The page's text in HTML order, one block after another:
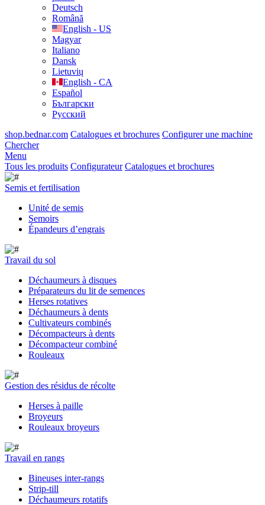
Deutsch
Română
English - US
Magyar
Italiano
Dansk
Lietuvių
English - CA
Español
Български
Русский
shop.bednar.com Catalogues et brochures Configurer une machine
Chercher
Menu
Tous les produits Configurateur Catalogues et brochures
Semis et fertilisation
Unité de semis
Semoirs
Épandeurs d’engrais
Travail du sol
Déchaumeurs à disques
Préparateurs du lit de semences
Herses rotatives
Déchaumeurs à dents
Cultivateurs combinés
Décompacteurs à dents
Décompacteur combiné
Rouleaux
Gestion des résidus de récolte
Herses à paille
Broyeurs
Rouleaux broyeurs
Travail en rangs
Bineuses inter-rangs
Strip-till
Déchaumeurs rotatifs